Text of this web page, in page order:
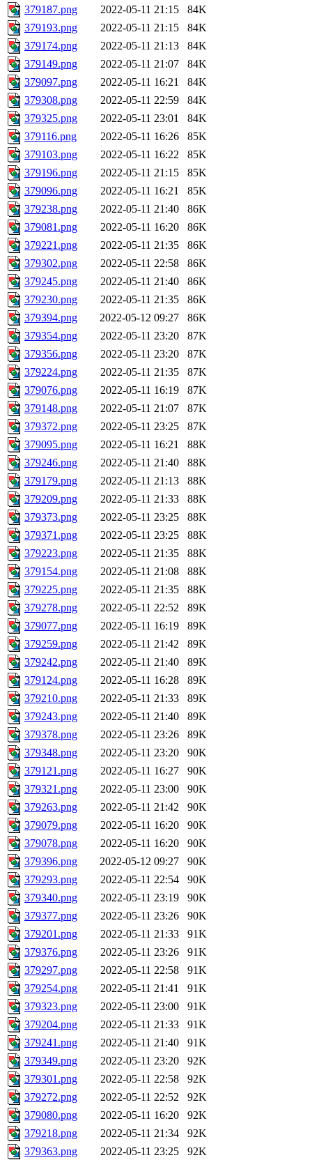
379187.png
2022-05-11 21:15
84K
379193.png
2022-05-11 21:15
84K
379174.png
2022-05-11 21:13
84K
379149.png
2022-05-11 21:07
84K
379097.png
2022-05-11 16:21
84K
379308.png
2022-05-11 22:59
84K
379325.png
2022-05-11 23:01
84K
379116.png
2022-05-11 16:26
85K
379103.png
2022-05-11 16:22
85K
379196.png
2022-05-11 21:15
85K
379096.png
2022-05-11 16:21
85K
379238.png
2022-05-11 21:40
86K
379081.png
2022-05-11 16:20
86K
379221.png
2022-05-11 21:35
86K
379302.png
2022-05-11 22:58
86K
379245.png
2022-05-11 21:40
86K
379230.png
2022-05-11 21:35
86K
379394.png
2022-05-12 09:27
86K
379354.png
2022-05-11 23:20
87K
379356.png
2022-05-11 23:20
87K
379224.png
2022-05-11 21:35
87K
379076.png
2022-05-11 16:19
87K
379148.png
2022-05-11 21:07
87K
379372.png
2022-05-11 23:25
87K
379095.png
2022-05-11 16:21
88K
379246.png
2022-05-11 21:40
88K
379179.png
2022-05-11 21:13
88K
379209.png
2022-05-11 21:33
88K
379373.png
2022-05-11 23:25
88K
379371.png
2022-05-11 23:25
88K
379223.png
2022-05-11 21:35
88K
379154.png
2022-05-11 21:08
88K
379225.png
2022-05-11 21:35
88K
379278.png
2022-05-11 22:52
89K
379077.png
2022-05-11 16:19
89K
379259.png
2022-05-11 21:42
89K
379242.png
2022-05-11 21:40
89K
379124.png
2022-05-11 16:28
89K
379210.png
2022-05-11 21:33
89K
379243.png
2022-05-11 21:40
89K
379378.png
2022-05-11 23:26
89K
379348.png
2022-05-11 23:20
90K
379121.png
2022-05-11 16:27
90K
379321.png
2022-05-11 23:00
90K
379263.png
2022-05-11 21:42
90K
379079.png
2022-05-11 16:20
90K
379078.png
2022-05-11 16:20
90K
379396.png
2022-05-12 09:27
90K
379293.png
2022-05-11 22:54
90K
379340.png
2022-05-11 23:19
90K
379377.png
2022-05-11 23:26
90K
379201.png
2022-05-11 21:33
91K
379376.png
2022-05-11 23:26
91K
379297.png
2022-05-11 22:58
91K
379254.png
2022-05-11 21:41
91K
379323.png
2022-05-11 23:00
91K
379204.png
2022-05-11 21:33
91K
379241.png
2022-05-11 21:40
91K
379349.png
2022-05-11 23:20
92K
379301.png
2022-05-11 22:58
92K
379272.png
2022-05-11 22:52
92K
379080.png
2022-05-11 16:20
92K
379218.png
2022-05-11 21:34
92K
379363.png
2022-05-11 23:25 92K